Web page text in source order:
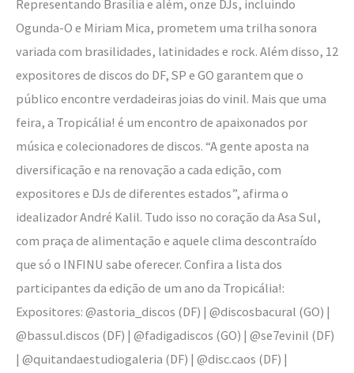
Representando Brasília e além, onze DJs, incluindo
Ogunda-O e Miriam Mica, prometem uma trilha sonora
variada com brasilidades, latinidades e rock. Além disso, 12
expositores de discos do DF, SP e GO garantem que o
público encontre verdadeiras joias do vinil. Mais que uma
feira, a Tropicália! é um encontro de apaixonados por
música e colecionadores de discos. “A gente aposta na
diversificação e na renovação a cada edição, com
expositores e DJs de diferentes estados”, afirma o
idealizador André Kalil. Tudo isso no coração da Asa Sul,
com praça de alimentação e aquele clima descontraído
que só o INFINU sabe oferecer. Confira a lista dos
participantes da edição de um ano da Tropicália!:
Expositores: @astoria_discos (DF) | @discosbacural (GO) |
@bassul.discos (DF) | @fadigadiscos (GO) | @se7evinil (DF)
| @quitandaestudiogaleria (DF) | @disc.caos (DF) |